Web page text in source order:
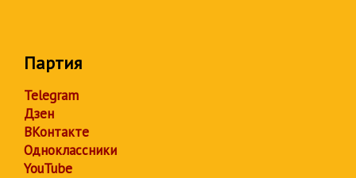
Партия
Telegram
Дзен
ВКонтакте
Одноклассники
YouTube